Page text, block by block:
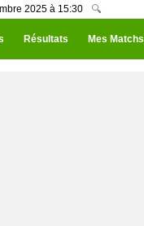
2025 à 15:30 🔍
Résultats Mes Matchs